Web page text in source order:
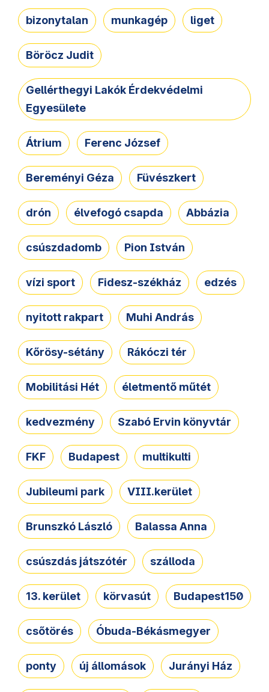
bizonytalan munkagép liget
Böröcz Judit
Gellérthegyi Lakók Érdekvédelmi
Egyesülete
Átrium Ferenc József
Bereményi Géza Füvészkert
drón élvefogó csapda Abbázia
csúszdadomb Pion István
vízi sport Fidesz-székház edzés
nyitott rakpart Muhi András
Kőrösy-sétány Rákóczi tér
Mobilitási Hét életmentő műtét
kedvezmény Szabó Ervin könyvtár
FKF Budapest multikulti
Jubileumi park VIII.kerület
Brunszkó László Balassa Anna
csúszdás játszótér szálloda
13. kerület körvasút Budapest150
csőtörés Óbuda-Békásmegyer
ponty új állomások Jurányi Ház